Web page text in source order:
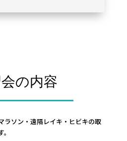
の内容
ラソン・遠隔レイキ・ヒビキの取